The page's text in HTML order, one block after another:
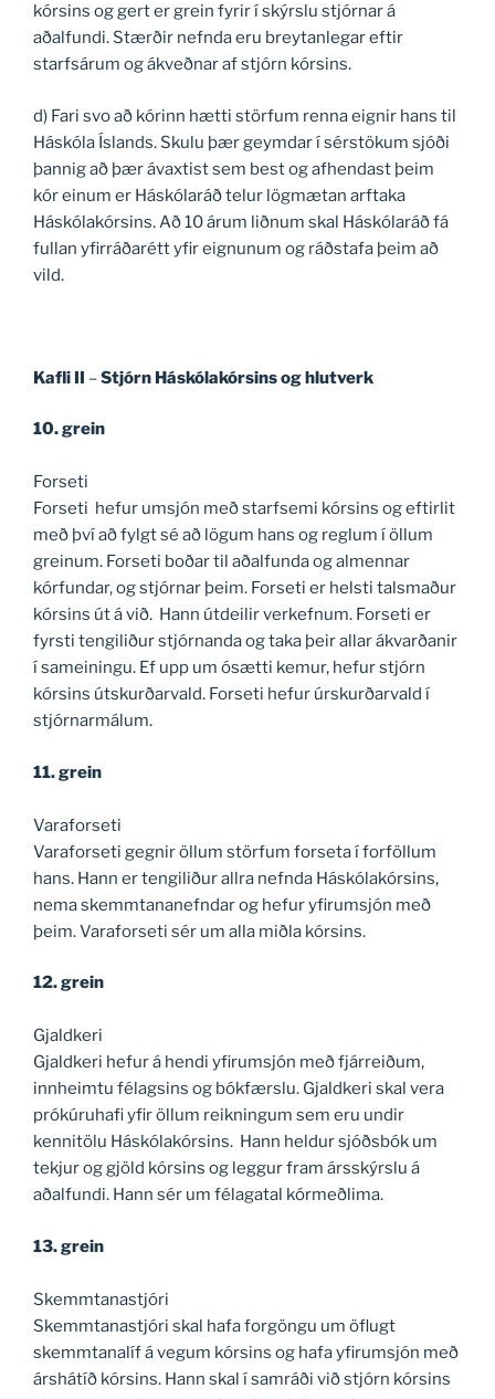
kórsins og gert er grein fyrir í skýrslu stjórnar á
aðalfundi. Stærðir nefnda eru breytanlegar eftir
starfsárum og ákveðnar af stjórn kórsins.
d) Fari svo að kórinn hætti störfum renna eignir hans til
Háskóla Íslands. Skulu þær geymdar í sérstökum sjóði
þannig að þær ávaxtist sem best og afhendast þeim
kór einum er Háskólaráð telur lögmætan arftaka
Háskólakórsins. Að 10 árum liðnum skal Háskólaráð fá
fullan yfirráðarétt yfir eignunum og ráðstafa þeim að
vild.
Kafli II –Stjórn Háskólakórsins og hlutverk
10. grein
Forseti
Forseti hefur umsjón með starfsemi kórsins og eftirlit
með því að fylgt sé að lögum hans og reglum í öllum
greinum. Forseti boðar til aðalfunda og almennar
kórfundar, og stjórnar þeim. Forseti er helsti talsmaður
kórsins út á við. Hann útdeilir verkefnum. Forseti er
fyrsti tengiliður stjórnanda og taka þeir allar ákvarðanir
í sameiningu. Ef upp um ósætti kemur, hefur stjórn
kórsins útskurðarvald. Forseti hefur úrskurðarvald í
stjórnarmálum.
11. grein
Varaforseti
Varaforseti gegnir öllum störfum forseta í forföllum
hans. Hann er tengiliður allra nefnda Háskólakórsins,
nema skemmtananefndar og hefur yfirumsjón með
þeim. Varaforseti sér um alla miðla kórsins.
12. grein
Gjaldkeri
Gjaldkeri hefur á hendi yfirumsjón með fjárreiðum,
innheimtu félagsins og bókfærslu. Gjaldkeri skal vera
prókúruhafi yfir öllum reikningum sem eru undir
kennitölu Háskólakórsins. Hann heldur sjóðsbók um
tekjur og gjöld kórsins og leggur fram ársskýrslu á
aðalfundi. Hann sér um félagatal kórmeðlima.
13. grein
Skemmtanastjóri
Skemmtanastjóri skal hafa forgöngu um öflugt
skemmtanalíf á vegum kórsins og hafa yfirumsjón með
árshátíð kórsins. Hann skal í samráði við stjórn kórsins